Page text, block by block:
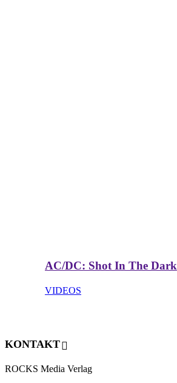
AC/DC: Shot In The Dark
VIDEOS
KONTAKT
ROCKS Media Verlag